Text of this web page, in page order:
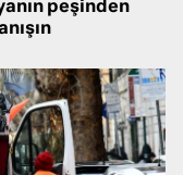
peşinden